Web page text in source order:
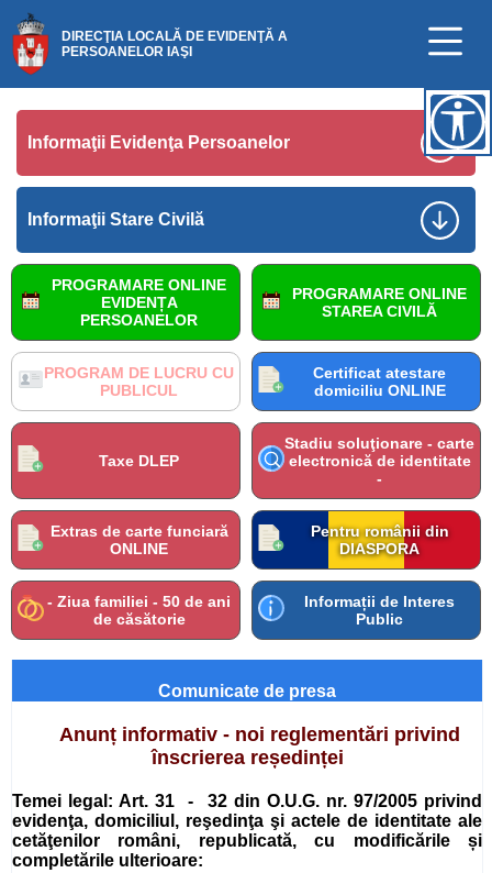
DIRECŢIA LOCALĂ DE EVIDENŢĂ A
PERSOANELOR IAŞI
Informaţii Evidenţa Persoanelor
Informaţii Stare Civilă
PROGRAM DE LUCRU CU
PUBLICUL
PROGRAMARE ONLINE
EVIDENȚA
PERSOANELOR
PROGRAMARE ONLINE
STAREA CIVILĂ
Certificat atestare
domiciliu ONLINE
Taxe DLEP
Stadiu soluţionare - carte
electronică de identitate
-
Extras de carte funciară
ONLINE
Pentru românii din
DIASPORA
- Ziua familiei - 50 de ani
de căsătorie
Informații de Interes
Public
Comunicate de presa
Anunț informativ - noi reglementări privind
înscrierea reședinței
Temei legal: Art. 31 - 32 din O.U.G. nr. 97/2005 privind
evidenţa, domiciliul, reşedinţa şi actele de identitate ale
cetăţenilor români, republicată, cu modificările și
completările ulterioare: